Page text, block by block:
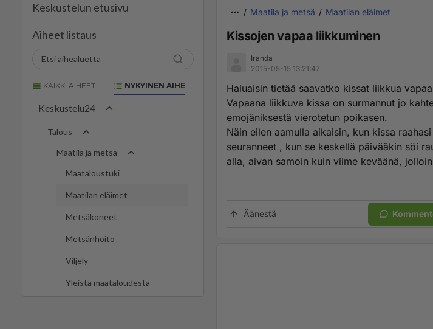
Keskustelun etusivu
Aiheet listaus
KAIKKI AIHEET NYKYINEN AIHE
Keskustelu24
Talous
Maatila ja metsä
Maataloustuki
Maatilan eläimet
Metsäkoneet
Metsänhoito
Viljely
Yleistä maataloudesta
Maatila ja metsä Maatilan eläimet
Kissojen vapaa liikkuminen
Iranda
2015-05-15 13:21:47
Haluaisin tietää saavatko kissat liikkua
Vapaana liikkuva kissa on surmannut jo
emojäniksestä vierotetun poikasen.
Näin eilen aamulla aikaisin, kun kissa
seuranneet , kun se keskellä päivääkin söi
alla, aivan samoin kuin viime keväänä,
Äänestä